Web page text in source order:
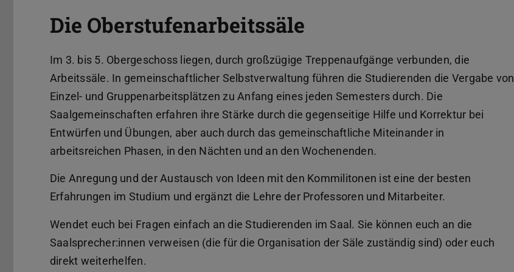
Die Oberstufenarbeitssäle
Im 3. bis 5. Obergeschoss liegen, durch großzügige Treppenaufgänge verbunden, die
Arbeitssäle. In gemeinschaftlicher Selbstverwaltung führen die Studierenden die Vergabe von
Einzel- und Gruppenarbeitsplätzen zu Anfang eines jeden Semesters durch. Die
Saalgemeinschaften erfahren ihre Stärke durch die gegenseitige Hilfe und Korrektur bei
Entwürfen und Übungen, aber auch durch das gemeinschaftliche Miteinander in
arbeitsreichen Phasen, in den Nächten und an den Wochenenden.
Die Anregung und der Austausch von Ideen mit den Kommilitonen ist eine der besten
Erfahrungen im Studium und ergänzt die Lehre der Professoren und Mitarbeiter.
Wendet euch bei Fragen einfach an die Studierenden im Saal. Sie können euch an die
Saalsprecher:innen verweisen (die für die Organisation der Säle zuständig sind) oder euch
direkt weiterhelfen.